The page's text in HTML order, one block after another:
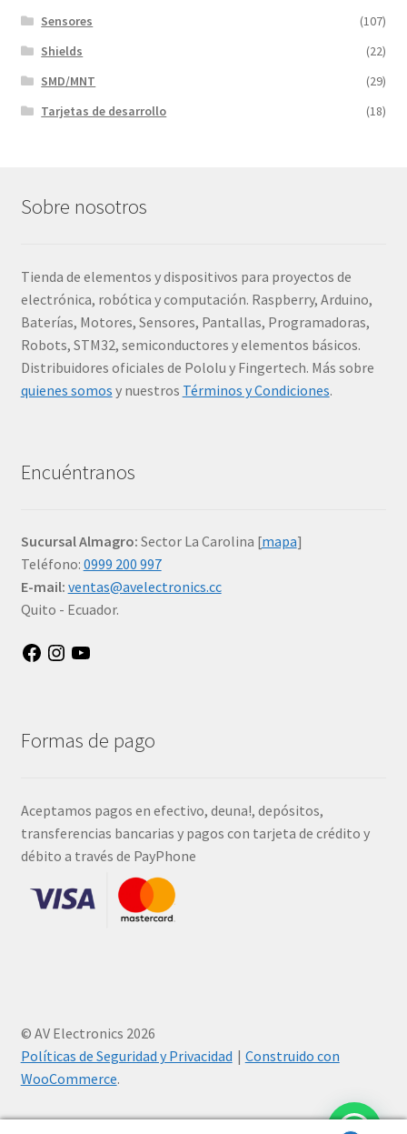
Sensores
(107)
Shields
(22)
SMD/MNT
(29)
Tarjetas de desarrollo
(18)
Sobre nosotros
Tienda de elementos y dispositivos para proyectos de
electrónica, robótica y computación. Raspberry, Arduino,
Baterías, Motores, Sensores, Pantallas, Programadoras,
Robots, STM32, semiconductores y elementos básicos.
Distribuidores oficiales de Pololu y Fingertech. Más sobre
quienes somos y nuestros Términos y Condiciones.
Encuéntranos
Sucursal Almagro: Sector La Carolina [mapa]
Teléfono: 0999 200 997
E-mail: ventas@avelectronics.cc
Quito - Ecuador.
FacebookInstagram
Formas de pago
Aceptamos pagos en efectivo, deuna!, depósitos,
transferencias bancarias y pagos con tarjeta de crédito y
débito a través de PayPhone
© AV Electronics 2026
Políticas de Seguridad y Privacidad
Construido con
WooCommerce.